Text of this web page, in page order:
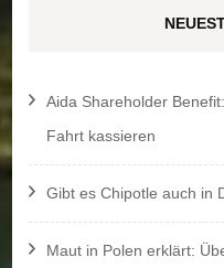
Aida Shareholder
Fahrt kassieren
Gibt es Chipotle auch in
Maut in Polen erklärt: